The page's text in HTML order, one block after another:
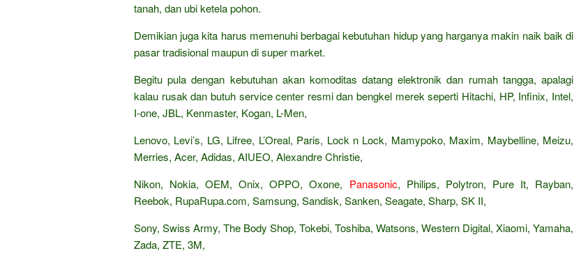
tanah, dan ubi ketela pohon.
Demikian juga kita harus memenuhi berbagai kebutuhan hidup yang harganya makin naik baik di
pasar tradisional maupun di super market.
Begitu pula dengan kebutuhan akan komoditas datang elektronik dan rumah tangga, apalagi
kalau rusak dan butuh service center resmi dan bengkel merek seperti Hitachi, HP, Infinix, Intel,
I-one, JBL, Kenmaster, Kogan, L-Men,
Lenovo, Levi’s, LG, Lifree, L’Oreal, Paris, Lock n Lock, Mamypoko, Maxim, Maybelline, Meizu,
Merries, Acer, Adidas, AIUEO, Alexandre Christie,
Nikon, Nokia, OEM, Onix, OPPO, Oxone, Panasonic, Philips, Polytron, Pure It, Rayban,
Reebok, RupaRupa.com, Samsung, Sandisk, Sanken, Seagate, Sharp, SK II,
Sony, Swiss Army, The Body Shop, Tokebi, Toshiba, Watsons, Western Digital, Xiaomi, Yamaha,
Zada, ZTE, 3M,